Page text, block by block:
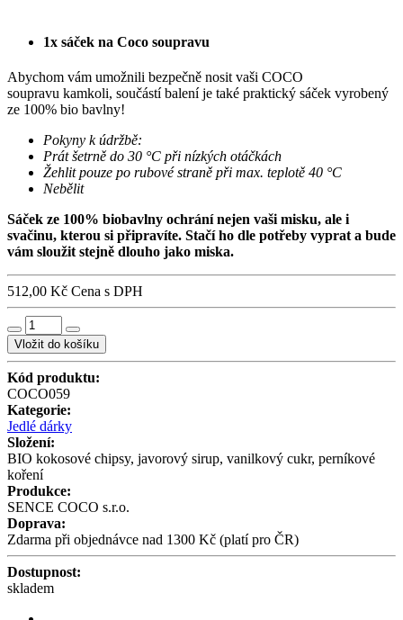
1x sáček na Coco soupravu
Abychom vám umožnili bezpečně nosit vaši COCO
soupravu kamkoli, součástí balení je také praktický sáček vyrobený
ze 100% bio bavlny!
Pokyny k údržbě:
Prát šetrně do 30 °C při nízkých otáčkách
Žehlit pouze po rubové straně při max. teplotě 40 °C
Nebělit
Sáček ze 100% biobavlny ochrání nejen vaši misku, ale i
svačinu, kterou si připravíte. Stačí ho dle potřeby vyprat a bude
vám sloužit stejně dlouho jako miska.
512,00 Kč Cena s DPH
Vložit do košíku
Kód produktu:
COCO059
Kategorie:
Jedlé dárky
Složení:
BIO kokosové chipsy, javorový sirup, vanilkový cukr, perníkové
koření
Produkce:
SENCE COCO s.r.o.
Doprava:
Zdarma při objednávce nad 1300 Kč (platí pro ČR)
Dostupnost:
skladem